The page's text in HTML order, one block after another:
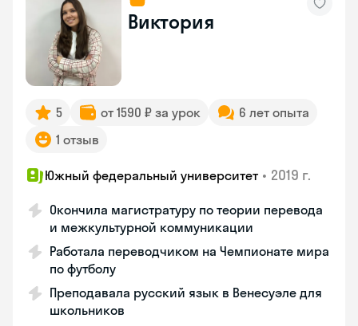
Виктория
5 от 1590 ₽ за урок
6 лет опыта
1 отзыв
Южный федеральный университет • 2019 г.
Окончила магистратуру по теории перевода
и межкультурной коммуникации
Работала переводчиком на Чемпионате мира
по футболу
Преподавала русский язык в Венесуэле для
школьников